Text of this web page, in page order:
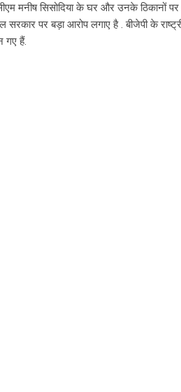
मनीष सिसोदिया के घर और उनके ठिकानों
पर बड़ा आरोप लगाए है . बीजेपी के
गए हैं.